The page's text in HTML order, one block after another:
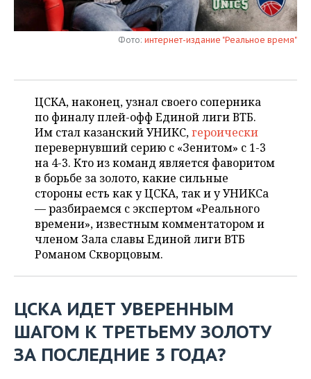
ONLINE-КОНФЕРЕНЦИИ
ХОККЕЙ
КИБЕРСПОРТ
ФИГУРНОЕ КАТАНИЕ
ВОДНЫЕ ВИДЫ СПОРТА
ХОККЕЙ С МЯЧОМ
ВЛАСТЬ
КУЛЬТУРА
МЕДИЦИНА
ОБРАЗОВАНИЕ
ПРОИСШЕСТВИЯ
СЮЖЕТЫ
СПИСОК КОМПАНИЙ
Фото: интернет-издание "Реальное время"
ЦСКА, наконец, узнал своего соперника
по финалу плей-офф Единой лиги ВТБ.
Им стал казанский УНИКС,героически
перевернувший серию с «Зенитом» с 1-3
на 4-3. Кто из команд является фаворитом
в борьбе за золото, какие сильные
стороны есть как у ЦСКА, так и у УНИКСа
— разбираемся с экспертом «Реального
времени», известным комментатором и
членом Зала славы Единой лиги ВТБ
Романом Скворцовым.
ЦСКА ИДЕТ УВЕРЕННЫМ
ШАГОМ К ТРЕТЬЕМУ ЗОЛОТУ
ЗА ПОСЛЕДНИЕ 3 ГОДА?